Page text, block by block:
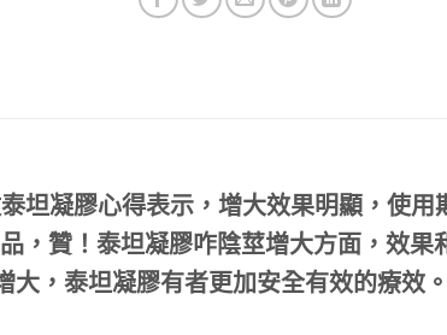
坦凝膠心得表示，增大效果明顯，使
，贊！ 泰坦凝膠咋陰莖增大方面，效果
，泰坦凝膠有者更加安全有效的療效